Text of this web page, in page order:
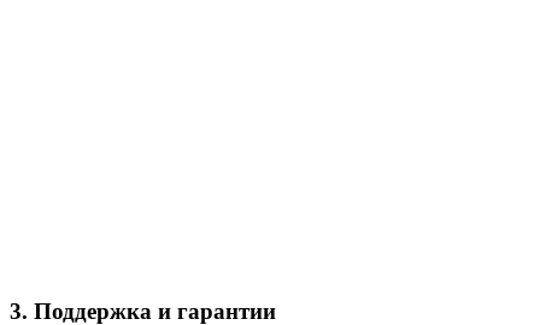
3. Поддержка и гарантии